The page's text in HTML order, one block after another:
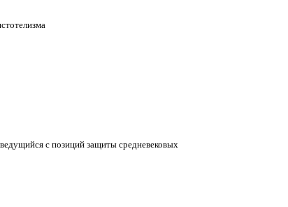
с позиций защиты средневековых